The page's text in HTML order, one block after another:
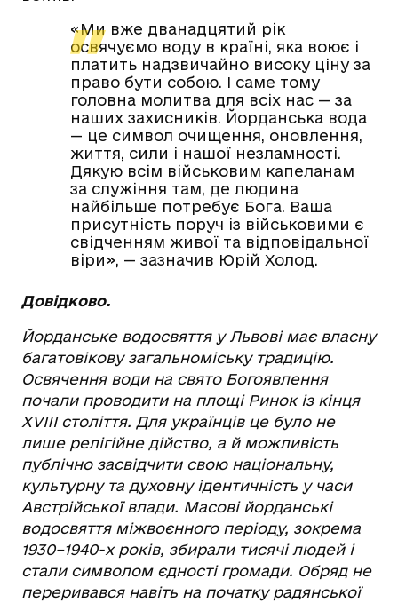
«Ми вже дванадцятий рік
освячуємо воду в країні, яка воює і
платить надзвичайно високу ціну за
право бути собою. І саме тому
головна молитва для всіх нас — за
наших захисників. Йорданська вода
— це символ очищення, оновлення,
життя, сили і нашої незламності.
Дякую всім військовим капеланам
за служіння там, де людина
найбільше потребує Бога. Ваша
присутність поруч із військовими є
свідченням живої та відповідальної
віри», — зазначив Юрій Холод.
Довідково.
Йорданське водосвяття у Львові має власну
багатовікову загальноміську традицію.
Освячення води на свято Богоявлення
почали проводити на площі Ринок із кінця
XVIII століття. Для українців це було не
лише релігійне дійство, а й можливість
публічно засвідчити свою національну,
культурну та духовну ідентичність у часи
Австрійської влади. Масові йорданські
водосвяття міжвоєнного періоду, зокрема
1930–1940-х років, збирали тисячі людей і
стали символом єдності громади. Обряд не
переривався навіть на початку радянської